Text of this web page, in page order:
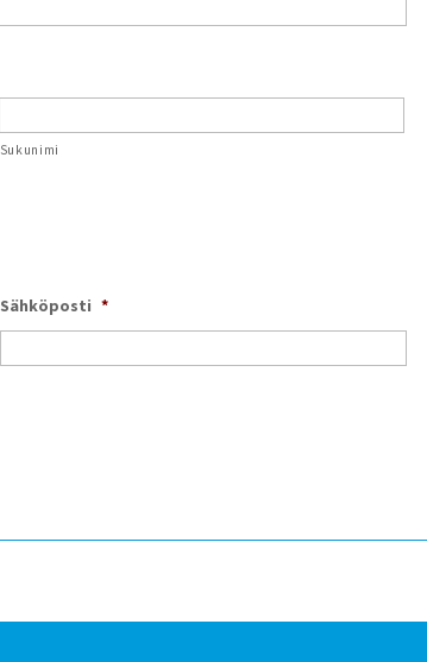
Sukunimi
Sähköposti *